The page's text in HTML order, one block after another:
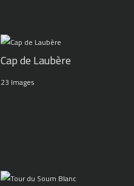
Cap de Laubère
23 Images